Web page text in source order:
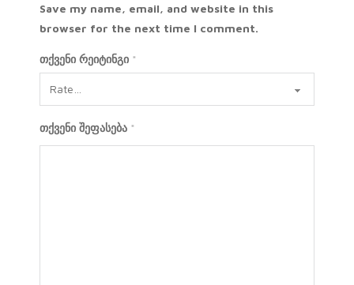
Save my name, email, and website in this
browser for the next time I comment.
თქვენი რეიტინგი *
თქვენი შეფასება *